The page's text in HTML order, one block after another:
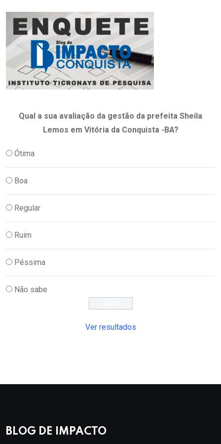
Qual a sua avaliação da gestão da prefeita Sheila
Lemos em Vitória da Conquista -BA?
Ótima
Boa
Regular
Ruim
Péssima
Não sabe
Ver resultados
BLOG DE IMPACTO